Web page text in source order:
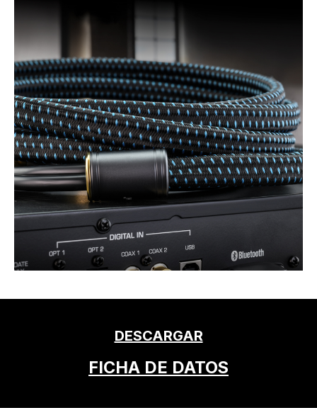
DESCARGAR
FICHA DE DATOS